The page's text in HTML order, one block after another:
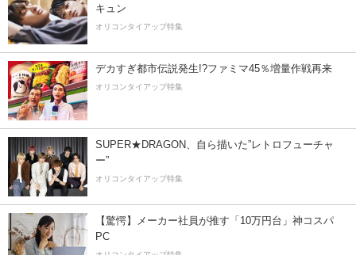
キュン
オリコンタイアップ特集
デカすぎ都市伝説発生!?ファミマ45％増量作戦再来
オリコンタイアップ特集
SUPER★DRAGON、自ら描いた”レトロフューチャ
ー”
オリコンタイアップ特集
【驚愕】メーカー社員が推す「10万円台」神コスパ
PC